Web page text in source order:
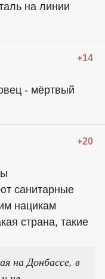
на линии
+14
- мёртвый
+20
санитарные
нацикам
страна, такие
на Донбассе, в